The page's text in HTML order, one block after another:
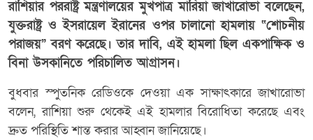
রাশিয়ার পররাষ্ট্র মন্ত্রণালয়ের মুখপাত্র মারিয়া জাখারোভা বলেছেন,
যুক্তরাষ্ট্র ও ইসরায়েল ইরানের ওপর চালানো হামলায় “শোচনীয়
পরাজয়” বরণ করেছে। তার দাবি, এই হামলা ছিল একপাক্ষিক ও
বিনা উসকানিতে পরিচালিত আগ্রাসন।
বুধবার স্পুতনিক রেডিওকে দেওয়া এক সাক্ষাৎকারে জাখারোভা
বলেন, রাশিয়া শুরু থেকেই এই হামলার বিরোধিতা করেছে এবং
দ্রুত পরিস্থিতি শান্ত করার আহ্বান জানিয়েছে।